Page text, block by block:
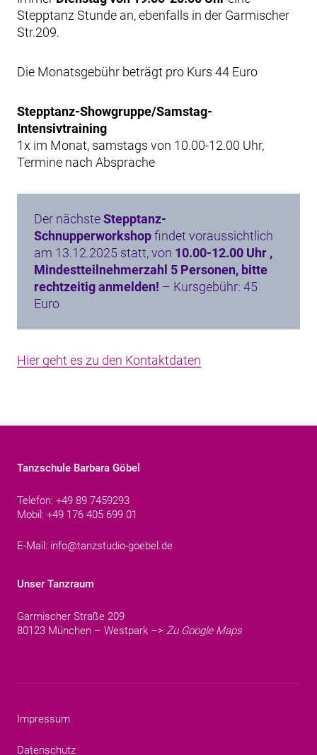
Stepptanz Stunde an, ebenfalls in der Garmischer
Str.209.
Die Monatsgebühr beträgt pro Kurs 44 Euro
Stepptanz-Showgruppe/Samstag-
Intensivtraining
1x im Monat, samstags von 10.00-12.00 Uhr,
Termine nach Absprache
Der nächsteStepptanz-
Schnupperworkshopfindet voraussichtlich
am 13.12.2025 statt, von 10.00-12.00 Uhr ,
Mindestteilnehmerzahl 5 Personen, bitte
rechtzeitig anmelden! – Kursgebühr: 45
Euro
Hier geht es zu den Kontaktdaten
Tanzschule Barbara Göbel
Telefon: +49 89 7459293
Mobil: +49 176 405 699 01
E-Mail: info@tanzstudio-goebel.de
Unser Tanzraum
Garmischer Straße 209
80123 München – Westpark –> Zu Google Maps
Impressum
Datenschutz